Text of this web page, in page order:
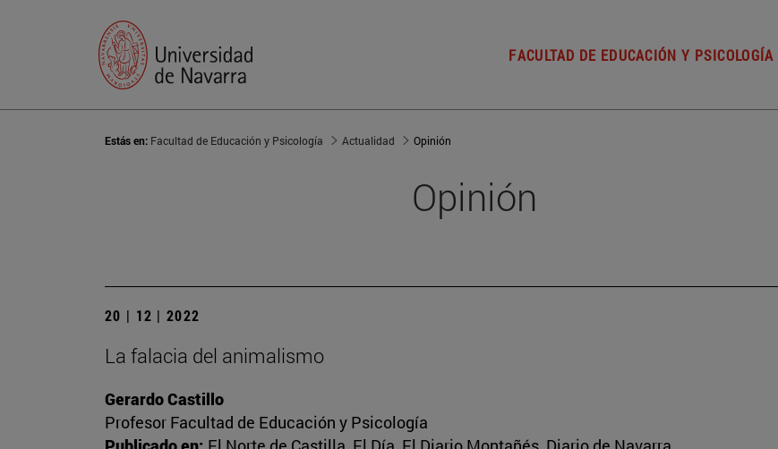
FACULTAD DE EDUCACIÓN Y PSICOLOGÍA
Estás en: Facultad de Educación y Psicología Actualidad Opinión
Opinión
20 | 12 | 2022
La falacia del animalismo
Gerardo Castillo
Profesor Facultad de Educación y Psicología